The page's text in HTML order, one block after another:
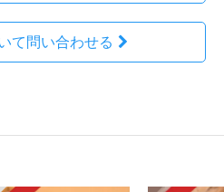
て問い合わせる